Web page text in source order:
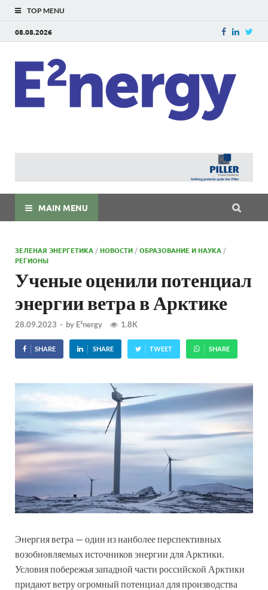
TOP MENU
08.08.2026
MAIN MENU
ЗЕЛЕНАЯ ЭНЕРГЕТИКА /НОВОСТИ /ОБРАЗОВАНИЕ И НАУКА /
РЕГИОНЫ
Ученые оценили потенциал
энергии ветра в Арктике
28.09.2023 - by E²nergy 1.8K
SHARE SHARE TWEET SHARE
Энергия ветра — один из наиболее перспективных
возобновляемых источников энергии для Арктики.
Условия побережья западной части российской Арктики
придают ветру огромный потенциал для производства